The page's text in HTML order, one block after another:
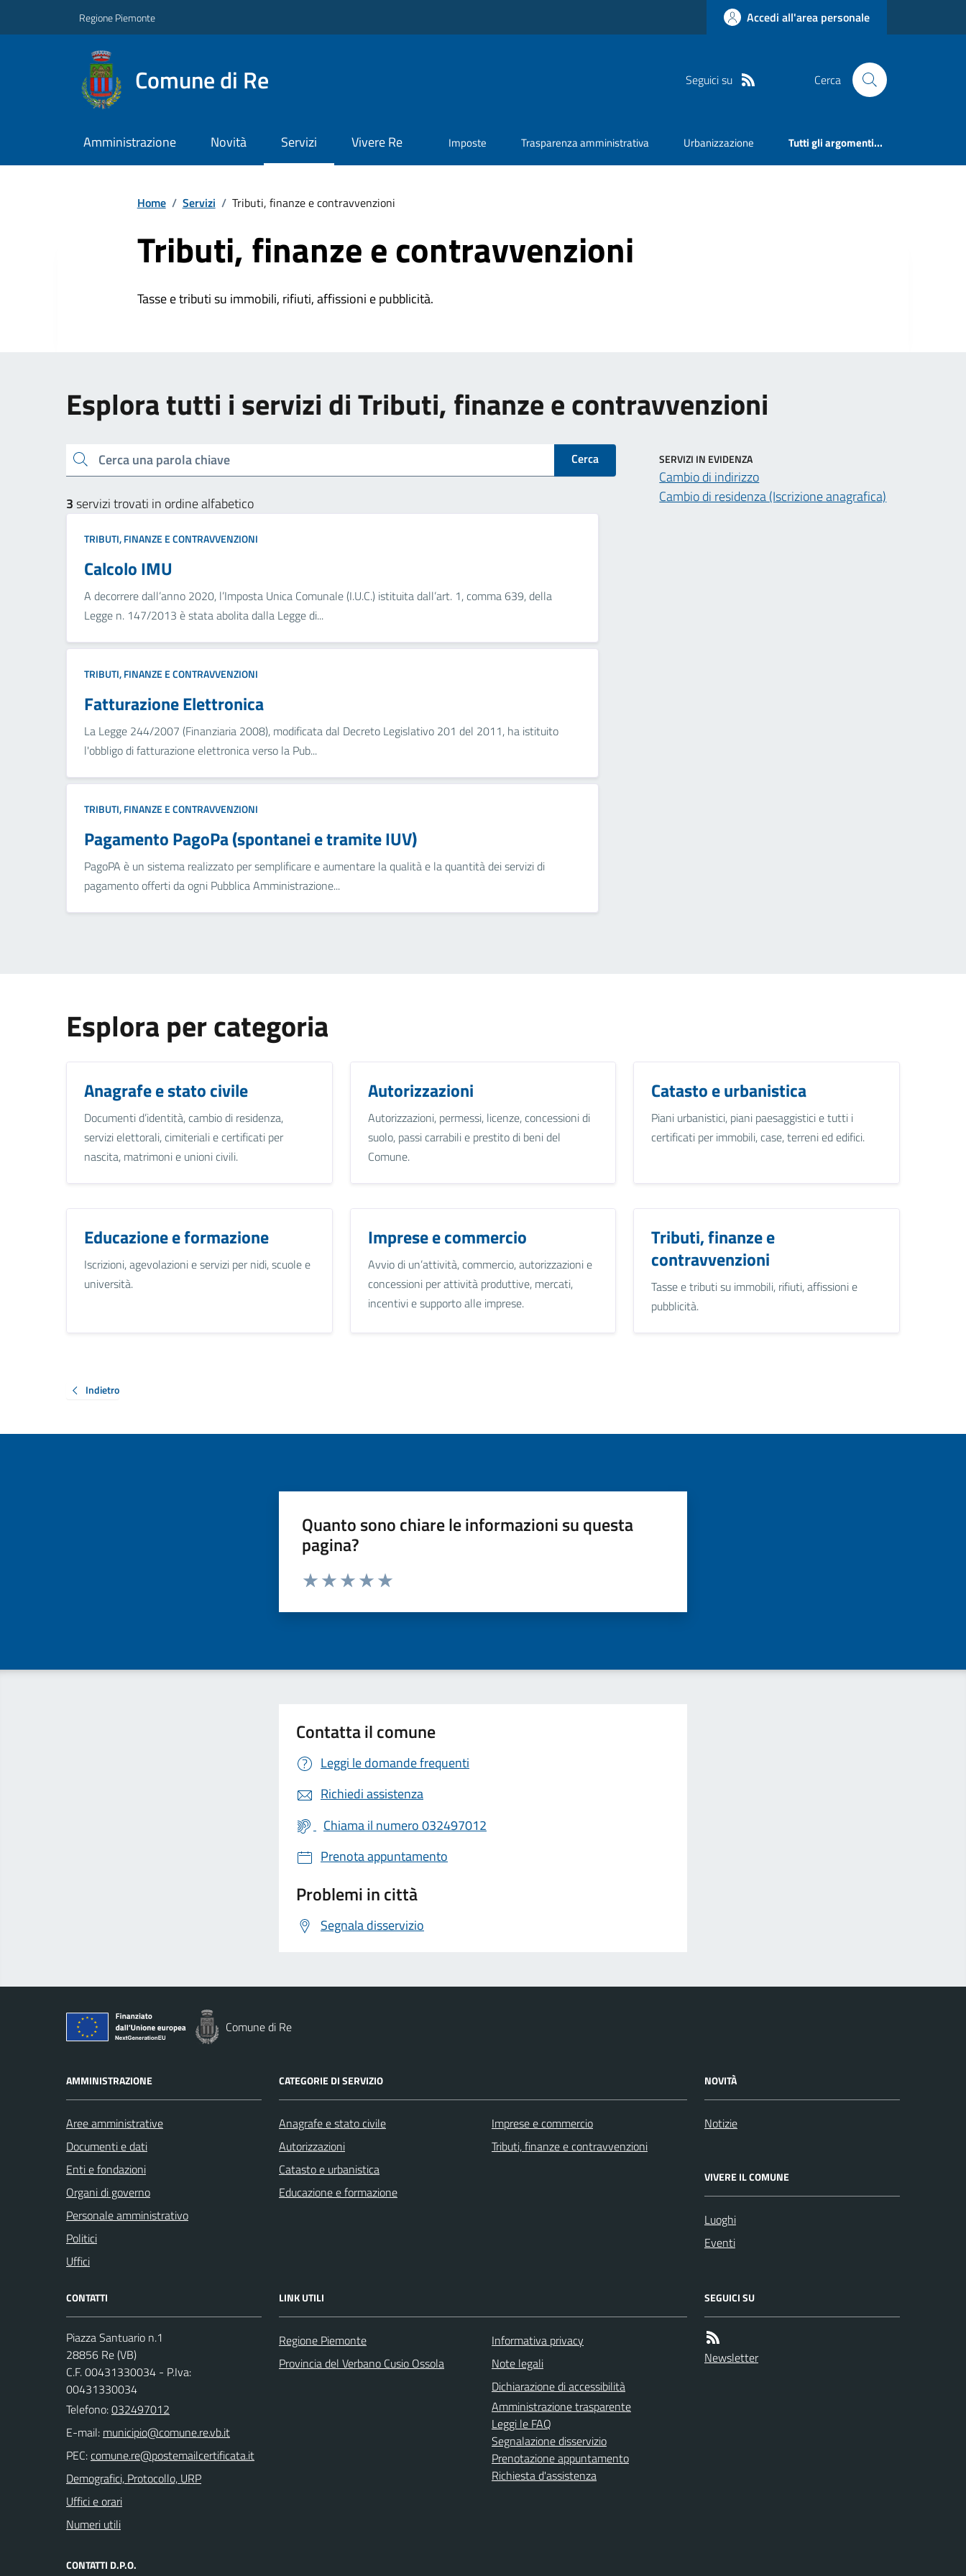
Regione Piemonte Accedi all'area personale
Comune di Re Seguici su Cerca
Amministrazione Novità Servizi Vivere Re Imposte Trasparenza amministrativa Urbanizzazione Tutti gli argomenti...
Home / Servizi / Tributi, finanze e contravvenzioni
Tributi, finanze e contravvenzioni
Tasse e tributi su immobili, rifiuti, affissioni e pubblicità.
Esplora tutti i servizi di Tributi, finanze e contravvenzioni
Cerca una parola chiave Cerca
3servizi trovati in ordine alfabetico
TRIBUTI, FINANZE E CONTRAVVENZIONI
Calcolo IMU
A decorrere dall’anno 2020, l’Imposta Unica Comunale (I.U.C.) istituita dall’art. 1, comma 639, della
Legge n. 147/2013 è stata abolita dalla Legge di...
TRIBUTI, FINANZE E CONTRAVVENZIONI
Fatturazione Elettronica
La Legge 244/2007 (Finanziaria 2008), modificata dal Decreto Legislativo 201 del 2011, ha istituito
l'obbligo di fatturazione elettronica verso la Pub...
TRIBUTI, FINANZE E CONTRAVVENZIONI
Pagamento PagoPa (spontanei e tramite IUV)
PagoPA è un sistema realizzato per semplificare e aumentare la qualità e la quantità dei servizi di
pagamento offerti da ogni Pubblica Amministrazione...
SERVIZI IN EVIDENZA
Cambio di indirizzo
Cambio di residenza (Iscrizione anagrafica)
Esplora per categoria
Anagrafe e stato civile
Documenti d’identità, cambio di residenza,
servizi elettorali, cimiteriali e certificati per
nascita, matrimoni e unioni civili.
Autorizzazioni
Autorizzazioni, permessi, licenze, concessioni di
suolo, passi carrabili e prestito di beni del
Comune.
Catasto e urbanistica
Piani urbanistici, piani paesaggistici e tutti i
certificati per immobili, case, terreni ed edifici.
Educazione e formazione
Iscrizioni, agevolazioni e servizi per nidi, scuole e
università.
Imprese e commercio
Avvio di un’attività, commercio, autorizzazioni e
concessioni per attività produttive, mercati,
incentivi e supporto alle imprese.
Tributi, finanze e
contravvenzioni
Tasse e tributi su immobili, rifiuti, affissioni e
pubblicità.
Indietro
Quanto sono chiare le informazioni su questa
pagina?
Valuta da 1 a 5 stelle la pagina
Contatta il comune
Leggi le domande frequenti
Richiedi assistenza
Chiama il numero 032497012
Prenota appuntamento
Problemi in città
Segnala disservizio
Comune di Re
AMMINISTRAZIONE
Aree amministrative
Documenti e dati
Enti e fondazioni
Organi di governo
Personale amministrativo
Politici
Uffici
CATEGORIE DI SERVIZIO
Anagrafe e stato civile
Autorizzazioni
Catasto e urbanistica
Educazione e formazione
Imprese e commercio
Tributi, finanze e contravvenzioni
NOVITÀ
Notizie
VIVERE IL COMUNE
Luoghi
Eventi
CONTATTI
Piazza Santuario n.1
28856 Re (VB)
C.F. 00431330034 - P.Iva:
00431330034
Telefono:032497012
E-mail:
PEC:
Demografici, Protocollo, URP
Uffici e orari
Numeri utili
CONTATTI D.P.O.
LINK UTILI
Regione Piemonte
Provincia del Verbano Cusio Ossola
Informativa privacy
Note legali
Dichiarazione di accessibilità
Amministrazione trasparente
Leggi le FAQ
Segnalazione disservizio
Prenotazione appuntamento
Richiesta d'assistenza
SEGUICI SU
Newsletter